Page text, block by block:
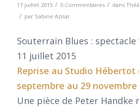
17 juillet 2015 / 0 Commentaires / dans
/ par Sabine Aznar
Souterrain Blues : spectacle
11 juillet 2015
Reprise au Studio Hébertot
septembre au 29 novembre
Une pièce de Peter Handke